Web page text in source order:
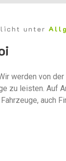
unter
werden von
zu leisten. Auf
auch